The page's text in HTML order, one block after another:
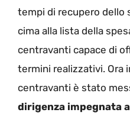
tempi di recupero dello
cima alla lista della
centravanti capace di
termini realizzativi. Ora
centravanti è stato
dirigenza impegnata